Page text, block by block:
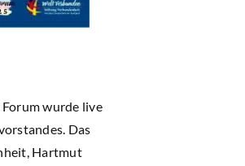
wurde live
Das
Hartmut